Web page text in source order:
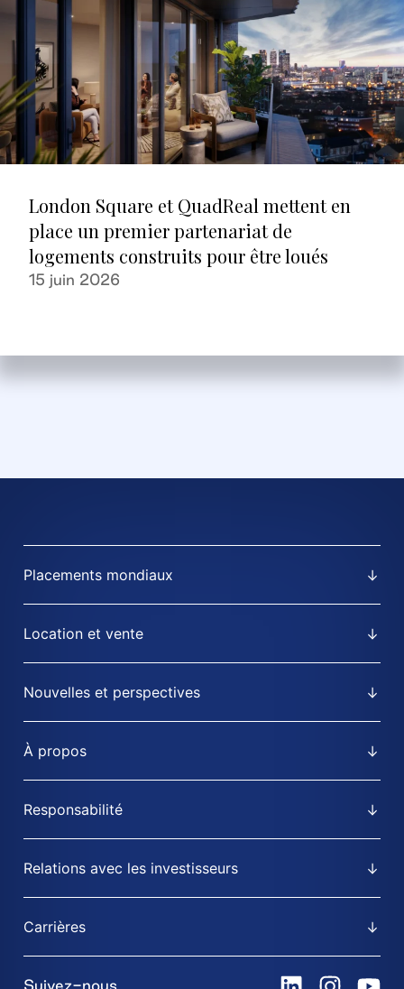
London Square et QuadReal mettent en
place un premier partenariat de
logements construits pour être loués
15 juin 2026
Placements mondiaux
Location et vente
Nouvelles et perspectives
À propos
Responsabilité
Relations avec les investisseurs
Carrières
Suivez-nous